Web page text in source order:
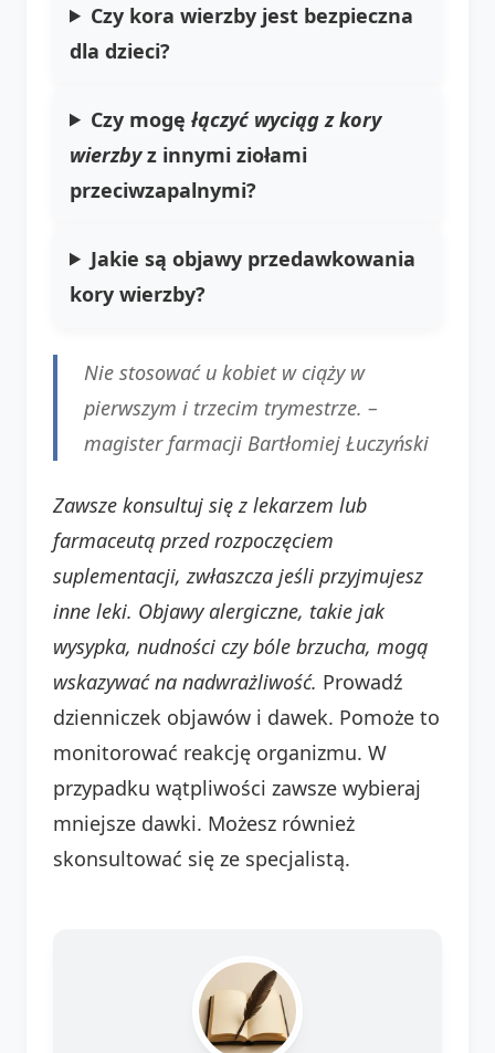
Czy kora wierzby jest bezpieczna
dla dzieci?
Czy mogęłączyć wyciąg z kory
wierzbyz innymi ziołami
przeciwzapalnymi?
Jakie są objawy przedawkowania
kory wierzby?
Nie stosować u kobiet w ciąży w
pierwszym i trzecim trymestrze. –
magister farmacji Bartłomiej Łuczyński
Zawsze konsultuj się z lekarzem lub
farmaceutą przed rozpoczęciem
suplementacji, zwłaszcza jeśli przyjmujesz
inne leki. Objawy alergiczne, takie jak
wysypka, nudności czy bóle brzucha, mogą
wskazywać na nadwrażliwość. Prowadź
dzienniczek objawów i dawek. Pomoże to
monitorować reakcję organizmu. W
przypadku wątpliwości zawsze wybieraj
mniejsze dawki. Możesz również
skonsultować się ze specjalistą.